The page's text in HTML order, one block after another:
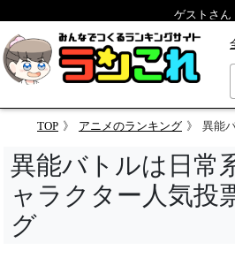
ゲストさん
TOP アニメのランキング 異能バトルは
異能バトルは日常
ャラクター人気投
グ